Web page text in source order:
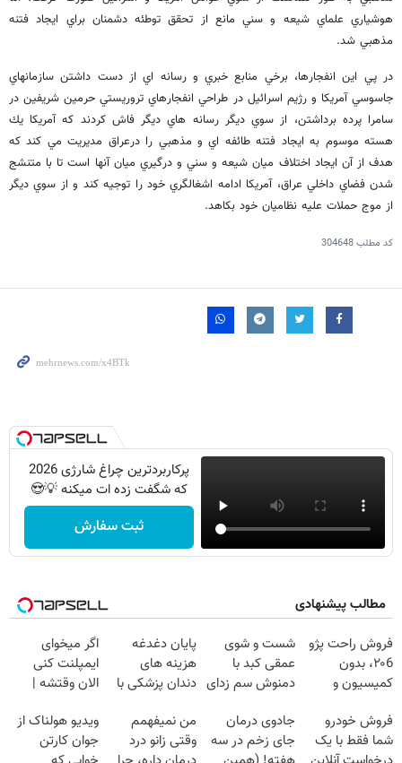
هوشياري علماي شيعه و سني مانع از تحقق توطئه دشمنان براي ايجاد فتنه
مذهبي شد.
در پي اين انفجارها، برخي منابع خبري و رسانه اي از دست داشتن سازمانهاي
جاسوسي آمريكا و رژيم اسرائيل در طراحي انفجارهاي تروريستي حرمين شريفين در
سامرا پرده برداشتن، از سوي ديگر رسانه هاي ديگر فاش كردند كه آمريكا يك
هسته موسوم به ايجاد فتنه طائفه اي و مذهبي را درعراق مديريت مي كند كه
هدف از آن ايجاد اختلاف ميان شيعه و سني و درگيري ميان آنها است تا با متنشج
شدن فضاي داخلي عراق، آمريكا ادامه اشغالگري خود را توجيه كند و از سوي ديگر
از موج حملات عليه نظاميان خود بكاهد.
کد مطلب304648
پرکاربردترین چراغ شارژی 2026
که شگفت زده ات میکنه 💡😍
ثبت سفارش
مطالب پیشنهادی
فروش راحت پژو
۲۰6، بدون
کمیسیون و
شست و شوی
عمقی کبد با
دمنوش سم زدای
پایان دغدغه
هزینه های
دندان پزشکی با
خانگی
اگر میخوای
ایمپلنت کنی
الان وقتشه |
میلیون تومان!!!
فروش خودرو
شما فقط با یک
جادوی درمان
جای زخم در سه
من نمیفهمم
وقتی زانو درد
ویدیو هولناک از
جوان کارتن